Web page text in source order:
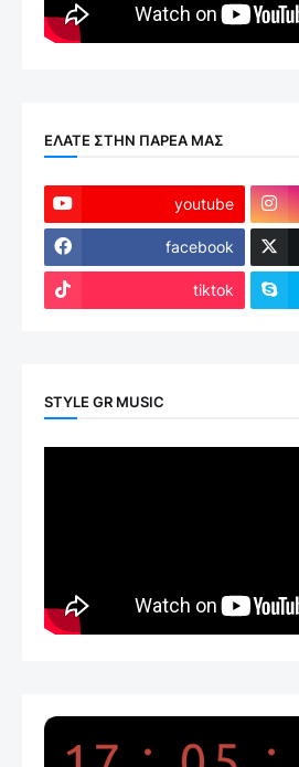
ΕΛΑΤΕ ΣΤΗΝ ΠΑΡΕΑ ΜΑΣ
youtube
facebook
tiktok
STYLE GR MUSIC